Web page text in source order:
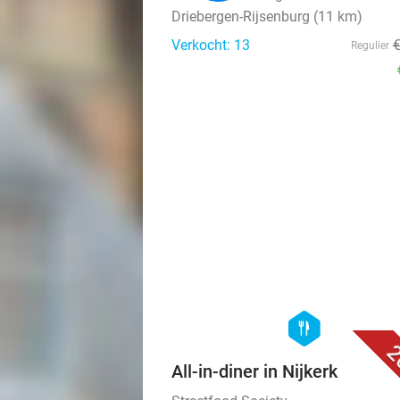
Driebergen-Rijsenburg (11 km)
Verkocht: 13
Regulier
hexagon
food
All-in-diner in Nijkerk